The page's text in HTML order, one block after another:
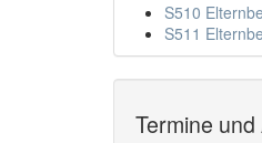
S510
S511
Termine